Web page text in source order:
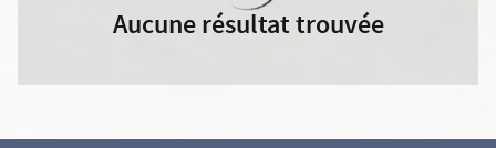
Aucune résultat trouvée